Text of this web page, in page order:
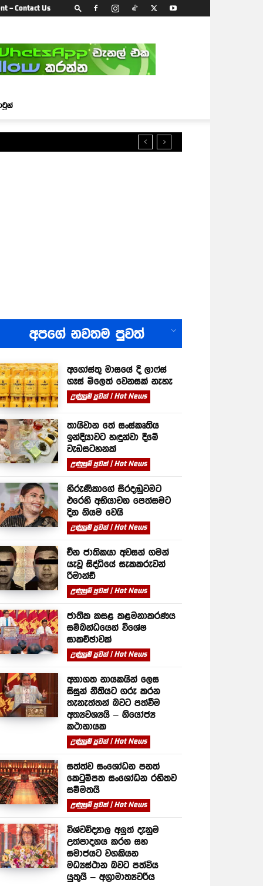
– Contact Us
අපගේ නවතම පුවත්
අගෝස්තු මාසයේ දී ලාෆ්ස්
ගෑස් මිලෙත් වෙනසක් නැහැ
උණුසුම් පුවත් | Hot News
තායිවාන තේ සංස්කෘතිය
ඉන්දියාවට හඳුන්වා දීමේ
වැඩසටහනක්
උණුසුම් පුවත් | Hot News
හිරුණිකාගේ සිරදඬුවමට
එරෙහි අභියාචන පෙත්සමට
දින නියම වෙයි
උණුසුම් පුවත් | Hot News
චීන ජාතිකයා අවසන් ගමන්
යැවූ සිද්ධියේ සැකකරුවන්
රිමාන්ඩ්
උණුසුම් පුවත් | Hot News
ජාතික කසළ කළමනාකරණය
සම්බන්ධයෙන් විශේෂ
සාකච්ඡාවක්
උණුසුම් පුවත් | Hot News
අනාගත නායකයින් ලෙස
සිසුන් නීතියට ගරු කරන
තැනැත්තන් බවට පත්වීම
අත්‍යවශ්‍යයි – නියෝජ්‍ය
කථානායක
උණුසුම් පුවත් | Hot News
සත්ත්ව සංශෝධන පනත්
කෙටුම්පත සංශෝධන රහිතව
සම්මතයි
උණුසුම් පුවත් | Hot News
විශ්වවිද්‍යාල අලුත් දැනුම
උත්පාදනය කරන සහ
සමාජයට වගකියන
මධ්‍යස්ථාන බවට පත්විය
යුතුයි – අග්‍රාමාත්‍යවරිය